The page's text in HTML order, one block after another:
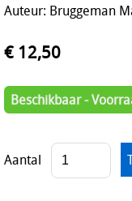
Auteur: Bruggeman
€ 12,50
Beschikbaar -
Aantal